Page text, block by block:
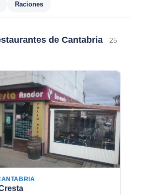
Raciones
de Cantabria
25